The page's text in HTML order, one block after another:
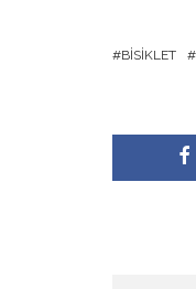
BISIKLET